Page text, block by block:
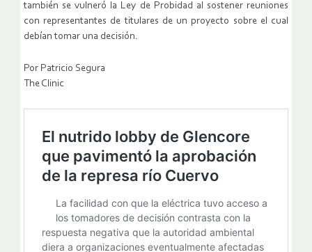
también se vulneró la Ley de Probidad al sostener reuniones
con representantes de titulares de un proyecto sobre el cual
debían tomar una decisión.
Por Patricio Segura
The Clinic